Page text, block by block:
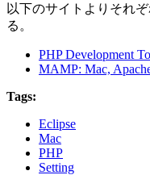
以下のサイトよりそれ
る。
PHP Development
MAMP: Mac,
Tags:
Eclipse
Mac
PHP
Setting